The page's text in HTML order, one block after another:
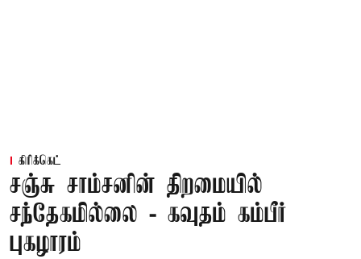
கிரிக்கெட்
சஞ்சு சாம்சனின் திறமையில்
சந்தேகமில்லை - கவுதம் கம்பீர்
புகழாரம்